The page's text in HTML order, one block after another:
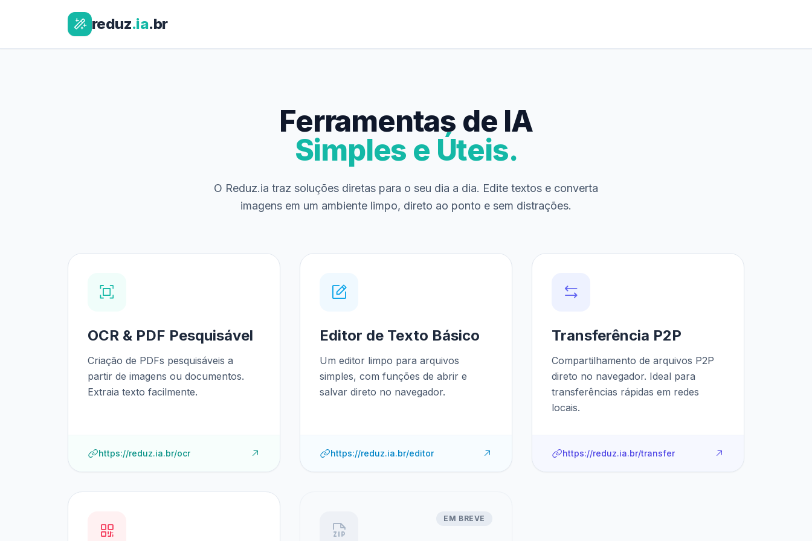
reduz.ia.br
Ferramentas de IA
Simples e Úteis.
O Reduz.ia traz soluções diretas para o seu dia a dia. Edite textos e converta
imagens em um ambiente limpo, direto ao ponto e sem distrações.
OCR & PDF Pesquisável
Criação de PDFs pesquisáveis a
partir de imagens ou documentos.
Extraia texto facilmente.
https://reduz.ia.br/ocr
Editor de Texto Básico
Um editor limpo para arquivos
simples, com funções de abrir e
salvar direto no navegador.
https://reduz.ia.br/editor
Transferência P2P
Compartilhamento de arquivos P2P
direto no navegador. Ideal para
transferências rápidas em redes
locais.
https://reduz.ia.br/transfer
EM BREVE